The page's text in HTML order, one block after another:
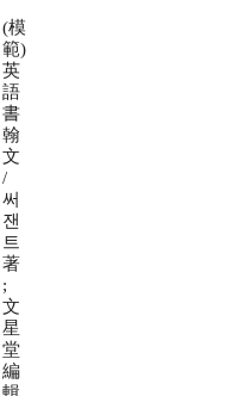
(模
範)
英
語
書
翰
文
/
써
잰
트
著
;
文
星
堂
編